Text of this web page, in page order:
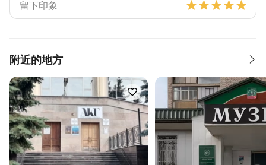
附近的地方